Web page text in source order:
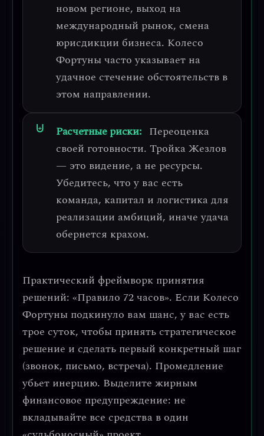
новом регионе, выход на
международный рынок, смена
юрисдикции бизнеса. Колесо
Фортуны часто указывает на
удачное стечение обстоятельств в
этом направлении.
Расчетные риски: Переоценка
своей готовности. Тройка Жезлов
— это видение, а не ресурсы.
Убедитесь, что у вас есть
команда, капитал и логистика для
реализации амбиций, иначе удача
обернется крахом.
Практический фреймворк принятия
решений: «Правило 72 часов». Если Колесо
Фортуны подкинуло вам шанс, у вас есть
трое суток, чтобы принять стратегическое
решение и сделать первый конкретный шаг
(звонок, письмо, встреча). Промедление
убьет инерцию. Выделите жирным
финансовое предупреждение: не
вкладывайте все средства в один